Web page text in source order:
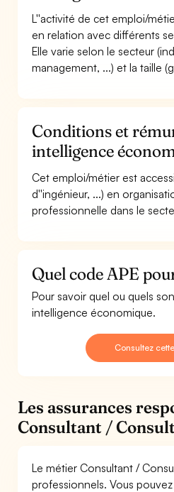
L''activité de cet emploi/
en relation avec différents
Elle varie selon le secteur
management, ...) et la taille
Conditions et
intelligence
Cet emploi/métier est
d''ingénieur, ...) en
professionnelle dans le
Quel code APE
Pour savoir quel ou quels
intelligence économique.
Consultez
Les assurances
Consultant /
Le métier Consultant /
professionnels. Vous